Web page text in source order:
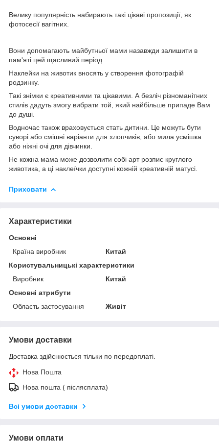
Велику популярність набирають такі цікаві пропозиції, як
фотосесії вагітних.
Вони допомагають майбутньої мами назавжди залишити в
пам'яті цей щасливий період.
Наклейки на животик вносять у створення фотографій
родзинку.
Такі знімки є креативними та цікавими. А безліч різноманітних
стилів дадуть змогу вибрати той, який найбільше припаде Вам
до душі.
Водночас також враховується стать дитини. Це можуть бути
суворі або смішні варіанти для хлопчиків, або мила усмішка
або ніжні очі для дівчинки.
Не кожна мама може дозволити собі арт розпис круглого
животика, а ці наклеїчки доступні кожній креативній матусі.
Приховати
Характеристики
Основні
Країна виробник
Китай
Користувальницькі характеристики
Виробник
Китай
Основні атрибути
Область застосування
Живіт
Умови доставки
Доставка здійснюється тільки по передоплаті.
Нова Пошта
Нова пошта ( післясплата)
Всі умови доставки
Умови оплати